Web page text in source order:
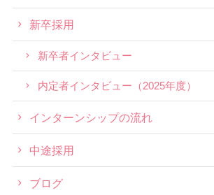
新卒採用
新卒者インタビュー
内定者インタビュー（2025年度）
インターンシップの流れ
中途採用
ブログ